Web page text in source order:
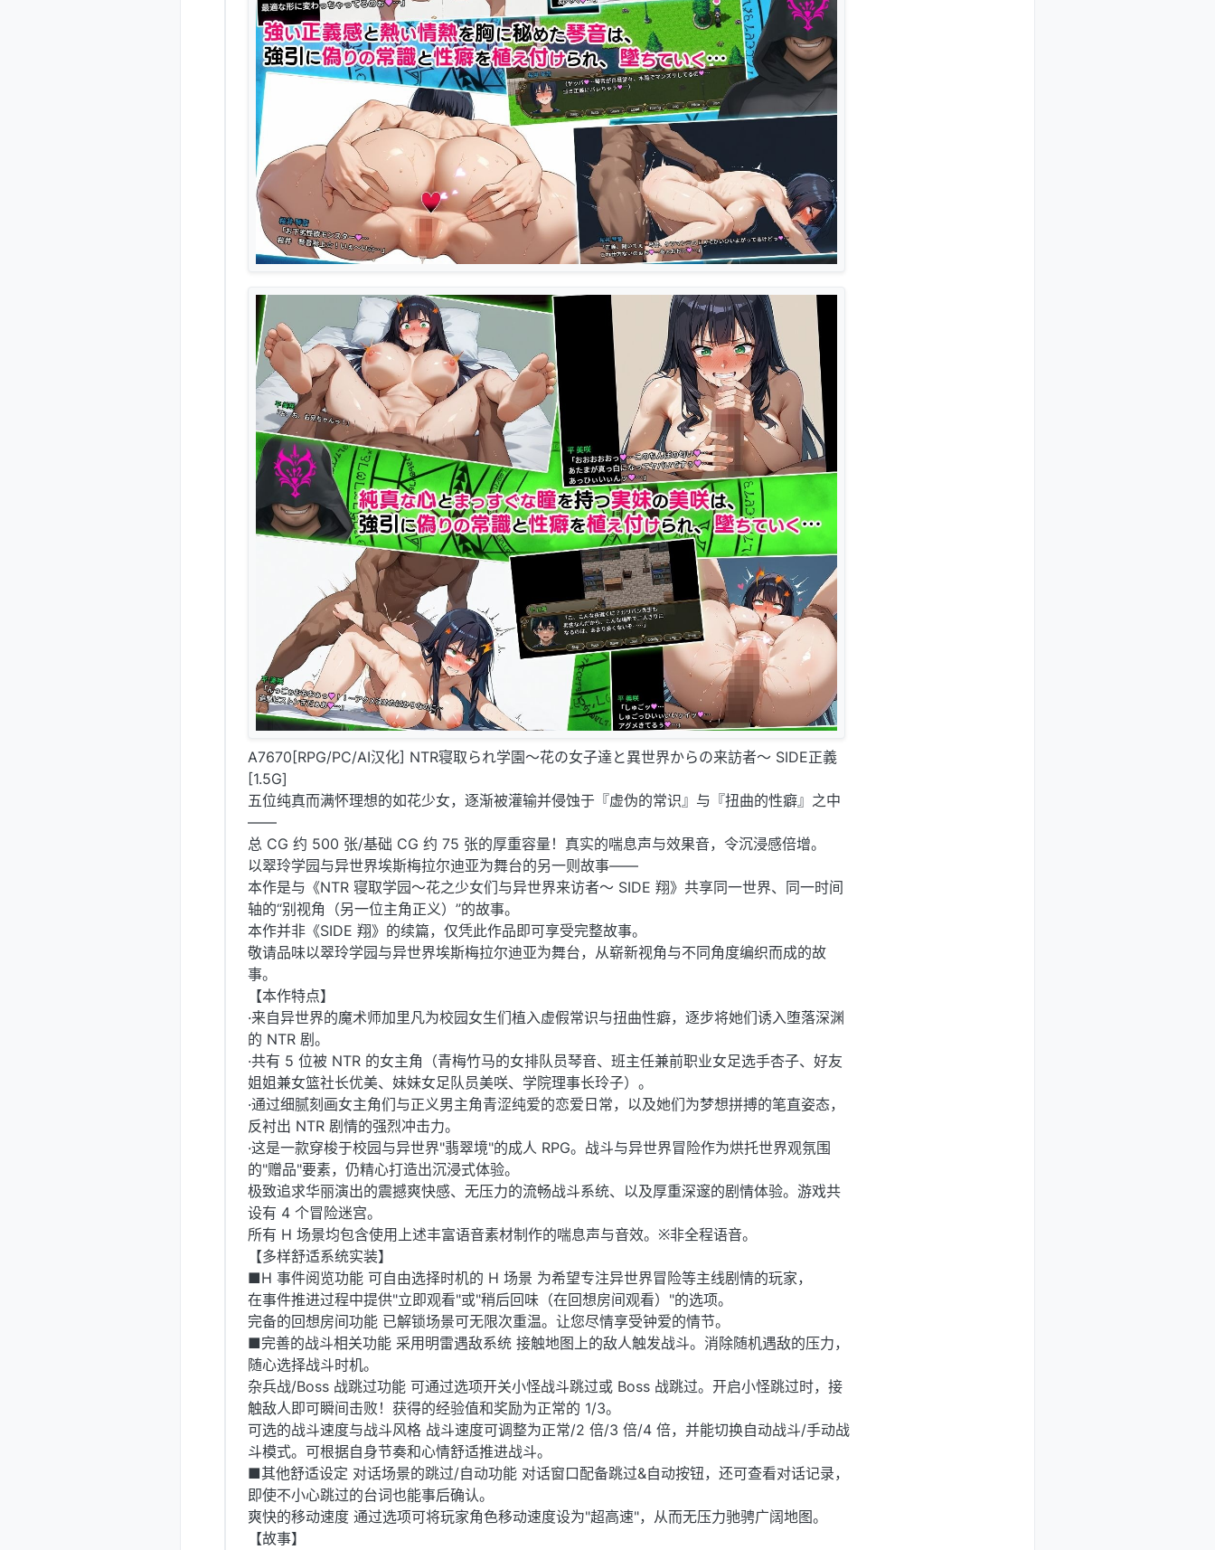
A7670[RPG/PC/AI汉化] NTR寝取られ学園〜花の女子達と異世界からの来訪者〜 SIDE正義
[1.5G]
五位纯真而满怀理想的如花少女，逐渐被灌输并侵蚀于『虚伪的常识』与『扭曲的性癖』之中
——
总 CG 约 500 张/基础 CG 约 75 张的厚重容量！真实的喘息声与效果音，令沉浸感倍增。
以翠玲学园与异世界埃斯梅拉尔迪亚为舞台的另一则故事——
本作是与《NTR 寝取学园～花之少女们与异世界来访者～ SIDE 翔》共享同一世界、同一时间
轴的“别视角（另一位主角正义）”的故事。
本作并非《SIDE 翔》的续篇，仅凭此作品即可享受完整故事。
敬请品味以翠玲学园与异世界埃斯梅拉尔迪亚为舞台，从崭新视角与不同角度编织而成的故
事。
【本作特点】
·来自异世界的魔术师加里凡为校园女生们植入虚假常识与扭曲性癖，逐步将她们诱入堕落深渊
的 NTR 剧。
·共有 5 位被 NTR 的女主角（青梅竹马的女排队员琴音、班主任兼前职业女足选手杏子、好友
姐姐兼女篮社长优美、妹妹女足队员美咲、学院理事长玲子）。
·通过细腻刻画女主角们与正义男主角青涩纯爱的恋爱日常，以及她们为梦想拼搏的笔直姿态，
反衬出 NTR 剧情的强烈冲击力。
·这是一款穿梭于校园与异世界"翡翠境"的成人 RPG。战斗与异世界冒险作为烘托世界观氛围
的"赠品"要素，仍精心打造出沉浸式体验。
极致追求华丽演出的震撼爽快感、无压力的流畅战斗系统、以及厚重深邃的剧情体验。游戏共
设有 4 个冒险迷宫。
所有 H 场景均包含使用上述丰富语音素材制作的喘息声与音效。※非全程语音。
【多样舒适系统实装】
■H 事件阅览功能 可自由选择时机的 H 场景 为希望专注异世界冒险等主线剧情的玩家，
在事件推进过程中提供"立即观看"或"稍后回味（在回想房间观看）"的选项。
完备的回想房间功能 已解锁场景可无限次重温。让您尽情享受钟爱的情节。
■完善的战斗相关功能 采用明雷遇敌系统 接触地图上的敌人触发战斗。消除随机遇敌的压力，
随心选择战斗时机。
杂兵战/Boss 战跳过功能 可通过选项开关小怪战斗跳过或 Boss 战跳过。开启小怪跳过时，接
触敌人即可瞬间击败！获得的经验值和奖励为正常的 1/3。
可选的战斗速度与战斗风格 战斗速度可调整为正常/2 倍/3 倍/4 倍，并能切换自动战斗/手动战
斗模式。可根据自身节奏和心情舒适推进战斗。
■其他舒适设定 对话场景的跳过/自动功能 对话窗口配备跳过&自动按钮，还可查看对话记录，
即使不小心跳过的台词也能事后确认。
爽快的移动速度 通过选项可将玩家角色移动速度设为"超高速"，从而无压力驰骋广阔地图。
【故事】